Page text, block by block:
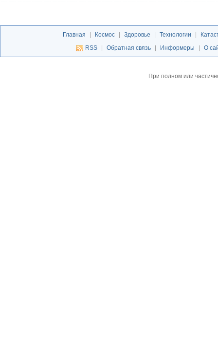
Главная Космос Здоровье Технологии
RSS
Обратная связь Информеры О
При полном или